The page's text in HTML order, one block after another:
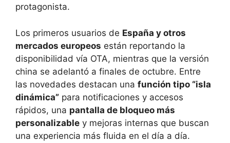
protagonista.
Los primeros usuarios de España y otros
mercados europeos están reportando la
disponibilidad vía OTA, mientras que la versión
china se adelantó a finales de octubre. Entre
las novedades destacan una función tipo “isla
dinámica” para notificaciones y accesos
rápidos, una pantalla de bloqueo más
personalizable y mejoras internas que buscan
una experiencia más fluida en el día a día.